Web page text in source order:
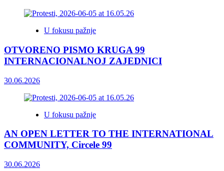
U fokusu pažnje
OTVORENO PISMO KRUGA 99
INTERNACIONALNOJ ZAJEDNICI
30.06.2026
U fokusu pažnje
AN OPEN LETTER TO THE INTERNATIONAL
COMMUNITY, Circele 99
30.06.2026